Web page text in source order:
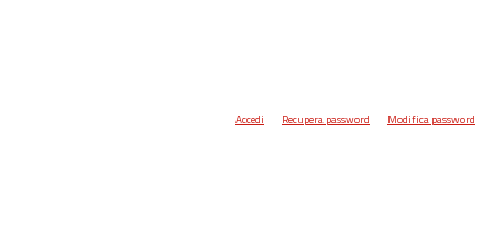
Accedi Recupera password Modifica password